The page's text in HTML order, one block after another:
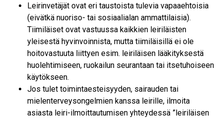
Leirinvetäjät ovat eri taustoista tulevia vapaaehtoisia
(eivätkä nuoriso- tai sosiaalialan ammattilaisia).
Tiimiläiset ovat vastuussa kaikkien leiriläisten
yleisestä hyvinvoinnista, mutta tiimiläisillä ei ole
hoitovastuuta liittyen esim. leiriläisen lääkityksestä
huolehtimiseen, ruokailun seurantaan tai itsetuhoiseen
käytökseen.
Jos tulet toimintaesteisyyden, sairauden tai
mielenterveysongelmien kanssa leirille, ilmoita
asiasta leiri-ilmoittautumisen yhteydessä ”leiriläisen